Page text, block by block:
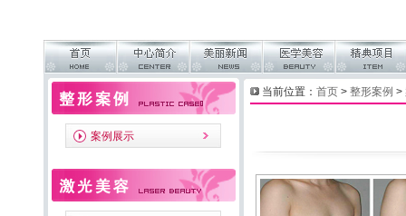
案例展示
当前位置： 首页> 整形案例 >